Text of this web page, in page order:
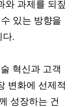
와 과제를 되짚
있는 방향을
다.
혁신과 고객
변화에 선제적
성장하는 건